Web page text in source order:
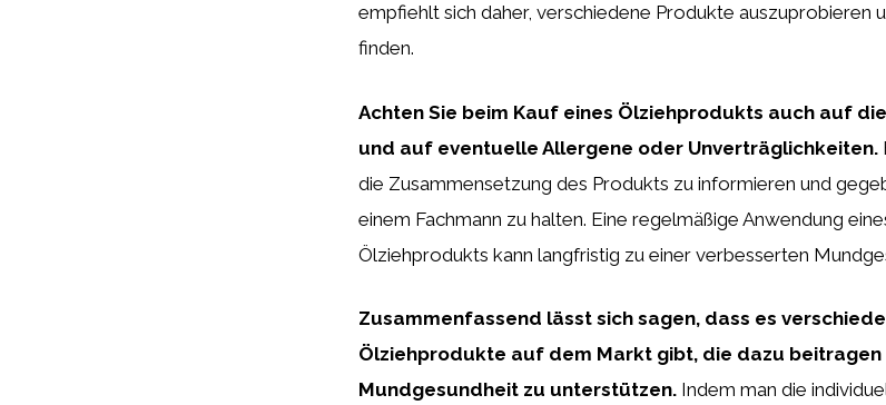
empfiehlt sich daher, verschiedene Produkte auszuprobieren
finden.
Achten Sie beim Kauf eines Ölziehprodukts auch auf
und auf eventuelle Allergene oder Unverträglichkeiten.
die Zusammensetzung des Produkts zu informieren und
einem Fachmann zu halten. Eine regelmäßige Anwendung
Ölziehprodukts kann langfristig zu einer verbesserten
Zusammenfassend lässt sich sagen, dass es
Ölziehprodukte auf dem Markt gibt, die dazu beitragen
Mundgesundheit zu unterstützen. Indem man die